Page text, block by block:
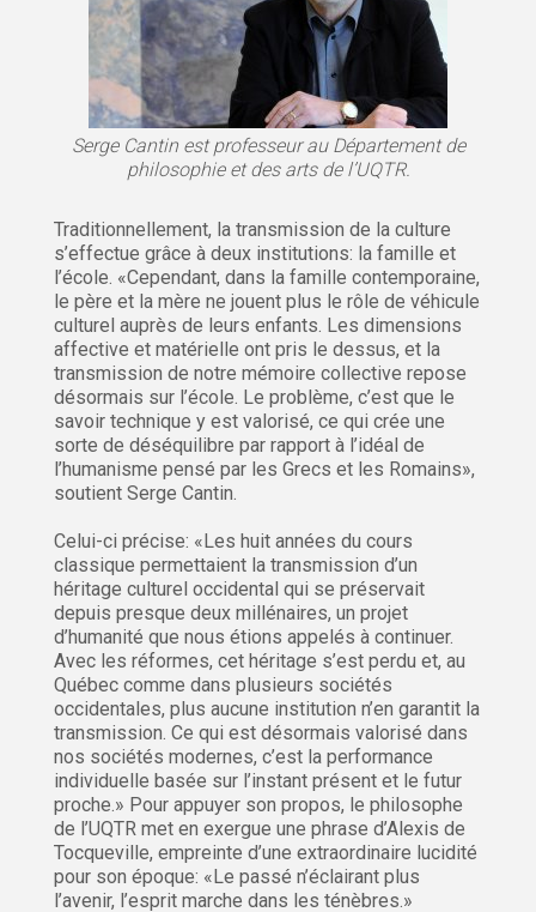
Serge Cantin est professeur au Département de
philosophie et des arts de l’UQTR.
Traditionnellement, la transmission de la culture
s’effectue grâce à deux institutions: la famille et
l’école. «Cependant, dans la famille contemporaine,
le père et la mère ne jouent plus le rôle de véhicule
culturel auprès de leurs enfants. Les dimensions
affective et matérielle ont pris le dessus, et la
transmission de notre mémoire collective repose
désormais sur l’école. Le problème, c’est que le
savoir technique y est valorisé, ce qui crée une
sorte de déséquilibre par rapport à l’idéal de
l’humanisme pensé par les Grecs et les Romains»,
soutient Serge Cantin.
Celui-ci précise: «Les huit années du cours
classique permettaient la transmission d’un
héritage culturel occidental qui se préservait
depuis presque deux millénaires, un projet
d’humanité que nous étions appelés à continuer.
Avec les réformes, cet héritage s’est perdu et, au
Québec comme dans plusieurs sociétés
occidentales, plus aucune institution n’en garantit la
transmission. Ce qui est désormais valorisé dans
nos sociétés modernes, c’est la performance
individuelle basée sur l’instant présent et le futur
proche.» Pour appuyer son propos, le philosophe
de l’UQTR met en exergue une phrase d’Alexis de
Tocqueville, empreinte d’une extraordinaire lucidité
pour son époque: «Le passé n’éclairant plus
l’avenir, l’esprit marche dans les ténèbres.»